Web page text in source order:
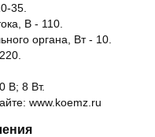
35.
В - 110.
органа, Вт - 10.
В; 8 Вт.
www.koemz.ru